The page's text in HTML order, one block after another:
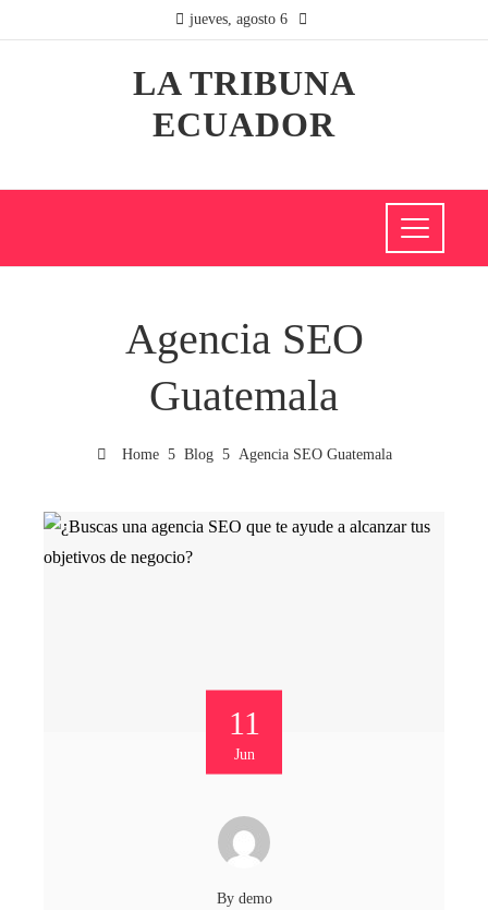
jueves, agosto 6
LA TRIBUNA
ECUADOR
Agencia SEO
Guatemala
Home Blog Agencia SEO Guatemala
11
Jun
By demo